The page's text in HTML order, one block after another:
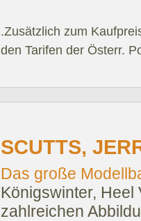
.Zusätzlich zum
den Tarifen der Österr.
SCUTTS,
Das große
Königswinter, Heel
zahlreichen